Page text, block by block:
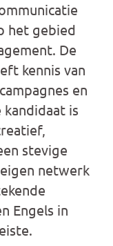
het gebied
De
kennis van
en
is
stevige
netwerk
Engels in